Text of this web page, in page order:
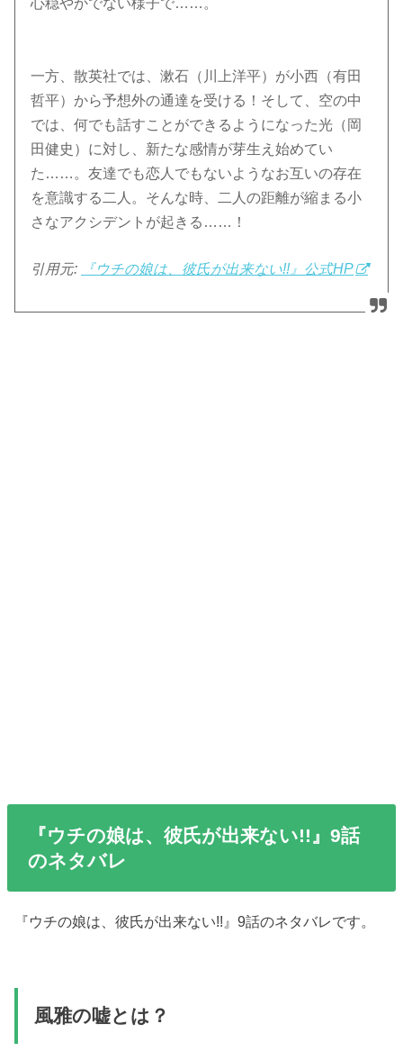
心穏やかでない様子で……。
一方、散英社では、漱石（川上洋平）が小西（有田
哲平）から予想外の通達を受ける！そして、空の中
では、何でも話すことができるようになった光（岡
田健史）に対し、新たな感情が芽生え始めてい
た……。友達でも恋人でもないようなお互いの存在
を意識する二人。そんな時、二人の距離が縮まる小
さなアクシデントが起きる……！
引用元: 『ウチの娘は、彼氏が出来ない!!』公式HP
『ウチの娘は、彼氏が出来ない!!』9話
のネタバレ
『ウチの娘は、彼氏が出来ない!!』9話のネタバレです。
風雅の嘘とは？